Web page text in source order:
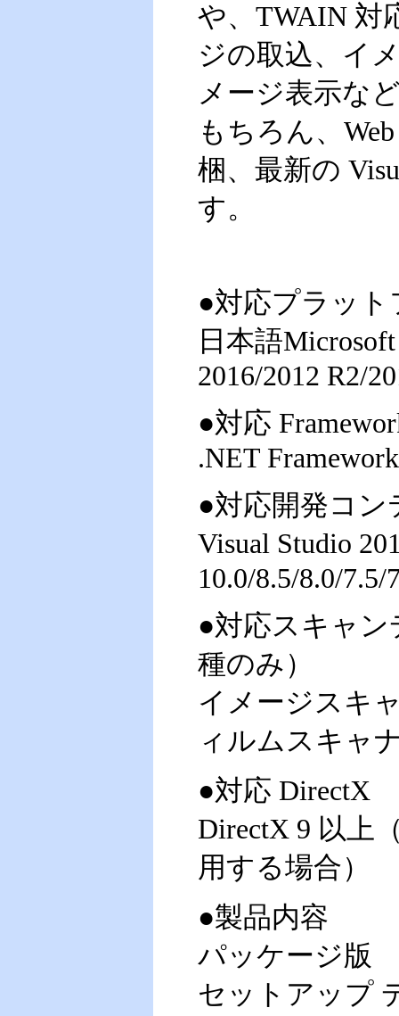
や、TWAIN 対
ジの取込、イ
メージ表示な
もちろん、
梱、最新の
す。
●対応プラット
日本語
2016/2012 R2/
●対応
.NET
●対応開発コン
Visual Studio
10.0/8.5/8.0/7.5/
●対応スキャン
種のみ）
イメージスキ
ィルムスキャ
●対応 DirectX
DirectX 9 以上
用する場合）
●製品内容
パッケージ版
セットアップ